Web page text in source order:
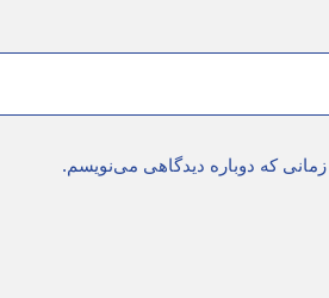
که دوباره دیدگاهی می‌نویسم.